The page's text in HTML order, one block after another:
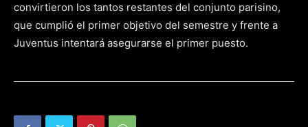
convirtieron los tantos restantes del conjunto parisino,
que cumplió el primer objetivo del semestre y frente a
Juventus intentará asegurarse el primer puesto.